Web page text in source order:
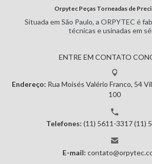
Orpytec Peças Torneadas de
Situada em São Paulo, a ORPYTEC é
técnicas eusinadas em
ENTRE EM CONTATO
Endereço: Rua Moisés Valério Franco, 54
100
Telefones: (11) 5611-3317(11)
E-mail: